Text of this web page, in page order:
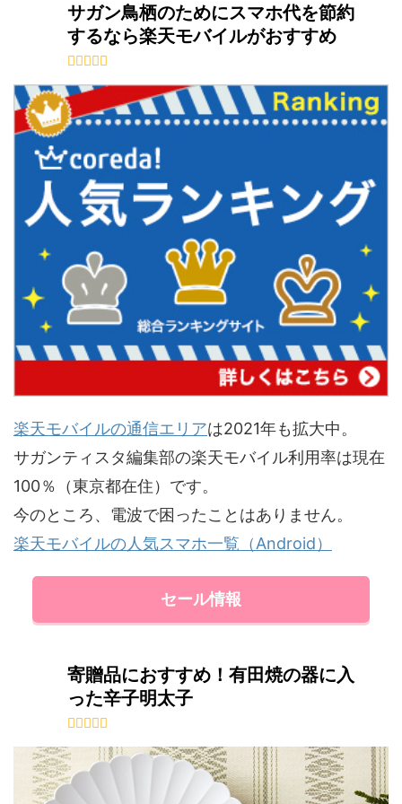
サガン鳥栖のためにスマホ代を節約
するなら楽天モバイルがおすすめ
楽天モバイルの通信エリアは2021年も拡大中。
サガンティスタ編集部の楽天モバイル利用率は現在
100％（東京都在住）です。
今のところ、電波で困ったことはありません。
楽天モバイルの人気スマホ一覧（Android）
セール情報
寄贈品におすすめ！有田焼の器に入
った辛子明太子